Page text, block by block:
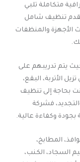
متكاملة تلبي
تنظيف شامل
الأجهزة والمنظفات
حيث يتم تدريبهم على
الأتربة، البقع،
بحاجة إلى تنظيف
فشركة
وكفاءة عالية.
المطابخ،
السجاد، الكنب،